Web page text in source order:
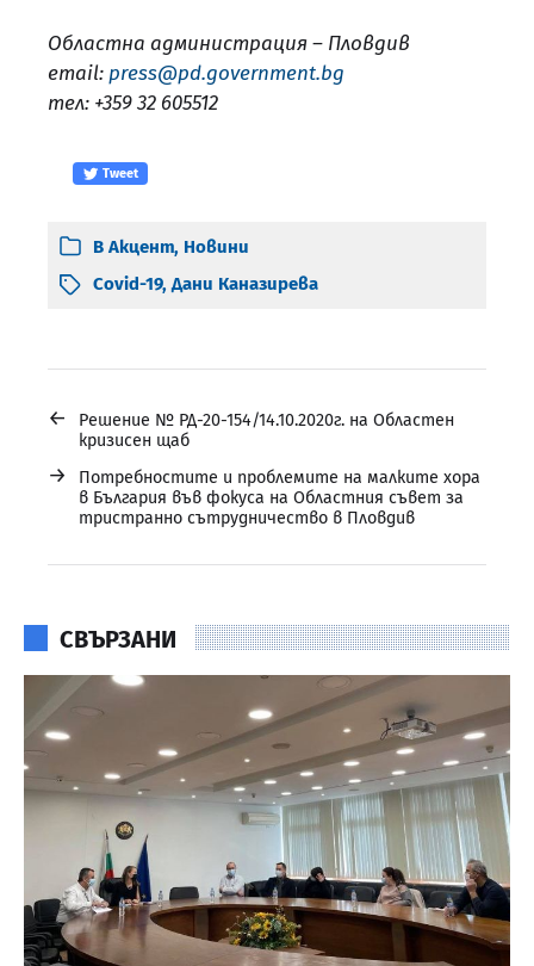
Областна администрация – Пловдив
email: press@pd.government.bg
тел: +359 32 605512
Tweet
В Акцент, Новини
Covid-19,Дани Каназирева
←
Решение № РД-20-154/14.10.2020г. на Областен
кризисен щаб
→
Потребностите и проблемите на малките хора
в България във фокуса на Областния съвет за
тристранно сътрудничество в Пловдив
СВЪРЗАНИ